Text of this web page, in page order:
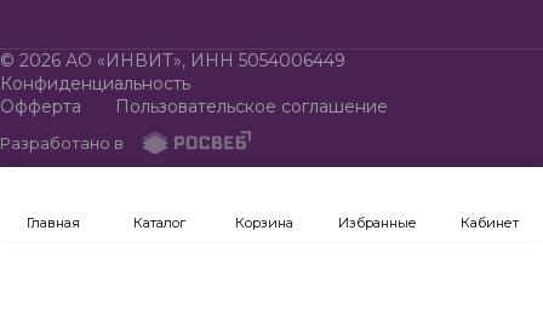
© 2026 АО «ИНВИТ», ИНН 5054006449
Конфиденциальность
Офферта
Пользовательское соглашение
Разработано в
Главная Каталог Корзина Избранные Кабинет